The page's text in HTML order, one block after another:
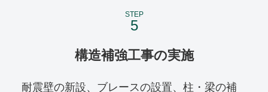
STEP
構造補強工事の実施
耐震壁の新設、ブレースの設置、柱・梁の補